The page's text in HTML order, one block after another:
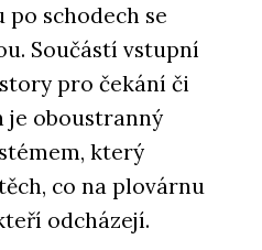
schodech se
Součástí vstupní
pro čekání či
je oboustranný
který
co na plovárnu
odcházejí.